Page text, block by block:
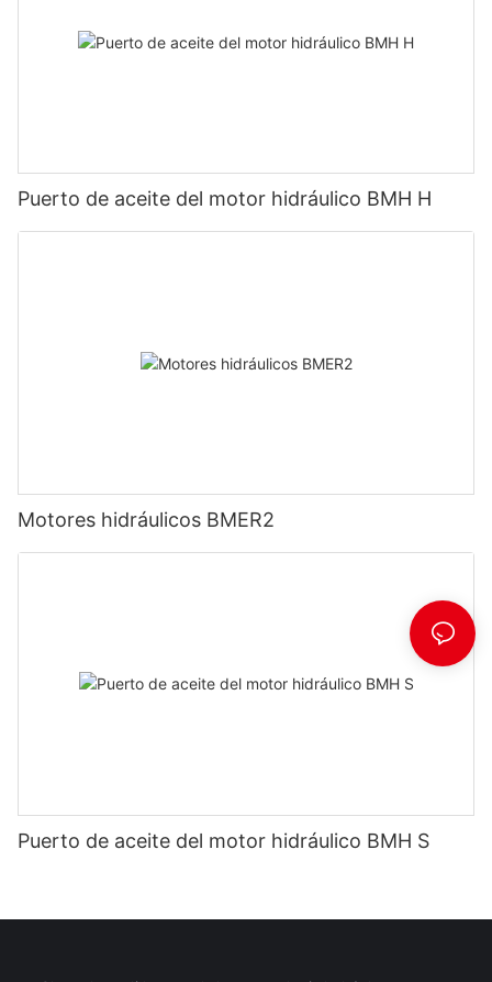
Puerto de aceite del motor hidráulico BMH H
Motores hidráulicos BMER2
Puerto de aceite del motor hidráulico BMH S